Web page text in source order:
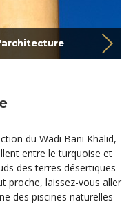
du Wadi Bani Khalid,
entre le turquoise et
des terres désertiques
proche, laissez-vous aller
des piscines naturelles